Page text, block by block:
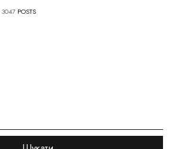
3047 POSTS